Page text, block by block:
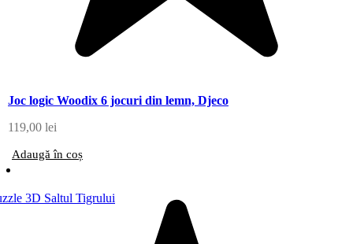
Joc logic Woodix 6 jocuri din lemn, Djeco
119,00 lei
Adaugă în coș